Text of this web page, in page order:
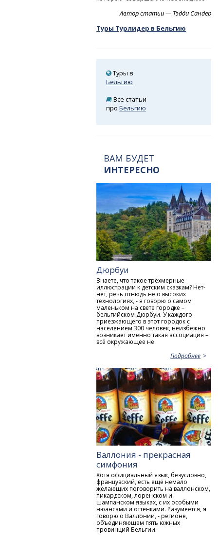
Автор статьи — Тэдди Сандер
Туры Турлидер в Бельгию
Туры в
Бельгию
Все статьи
проБельгию
ВАМ БУДЕТ
ИНТЕРЕСНО
Дюрбуи
Знаете, что такое трёхмерные
иллюстрации к детским сказкам? Нет-
нет, речь отнюдь не о высоких
технологиях, - я говорю о самом
маленьком на свете городке –
бельгийском Дюрбуи. У каждого
приезжающего в этот городок с
населением 300 человек, неизбежно
возникает именно такая ассоциация –
всё окружающее не
Подробнее
Валлония - прекрасная
симфония
Хотя официальный язык, безусловно,
французский, есть ещё немало
желающих поговорить на валлонском,
пикардском, лоренском и
шампанском языках, с их особыми
нюансами и оттенками. Разумеется, я
говорю о Валлонии, - регионе,
объединяющем пять южных
провинций Бельгии.